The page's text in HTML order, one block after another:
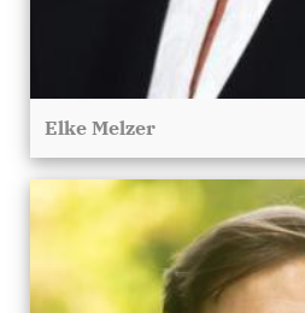
Elke Melzer